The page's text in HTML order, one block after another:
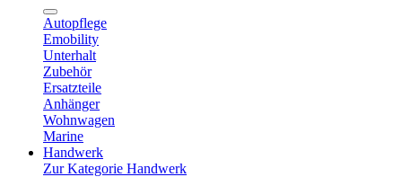
Autopflege
Emobility
Unterhalt
Zubehör
Ersatzteile
Anhänger
Wohnwagen
Marine
Handwerk
Zur Kategorie Handwerk